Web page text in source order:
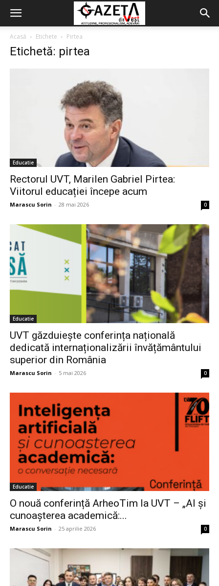
Acasă Etichete Pirtea
Etichetă: pirtea
Educatie
Rectorul UVT, Marilen Gabriel Pirtea:
Viitorul educației începe acum
Marascu Sorin - 28 mai 2026 0
Educatie
UVT găzduiește conferința națională
dedicată internaționalizării învățământului
superior din România
Marascu Sorin - 5 mai 2026 0
Educatie
O nouă conferință ArheoTim la UVT – „AI și
cunoașterea academică:...
Marascu Sorin - 25 aprilie 2026 0